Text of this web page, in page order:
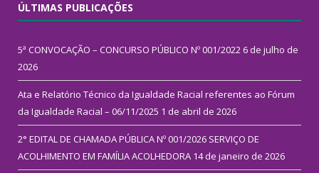
ÚLTIMAS PUBLICAÇÕES
5ª CONVOCAÇÃO – CONCURSO PÚBLICO Nº 001/2022 6 de julho de
2026
Ata e Relatório Técnico da Igualdade Racial referentes ao Fórum
da Igualdade Racial – 06/11/2025 1 de abril de 2026
2° EDITAL DE CHAMADA PÚBLICA Nº 001/2026 SERVIÇO DE
ACOLHIMENTO EM FAMÍLIA ACOLHEDORA 14 de janeiro de 2026